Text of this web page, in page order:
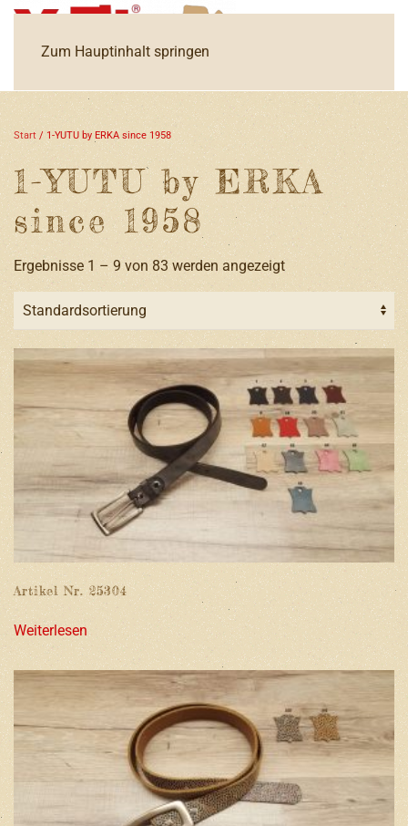
Zum Hauptinhalt springen
Start / 1-YUTU by ERKA since 1958
1-YUTU by ERKA
since 1958
Ergebnisse 1 – 9 von 83 werden angezeigt
Artikel Nr. 25304
Weiterlesen